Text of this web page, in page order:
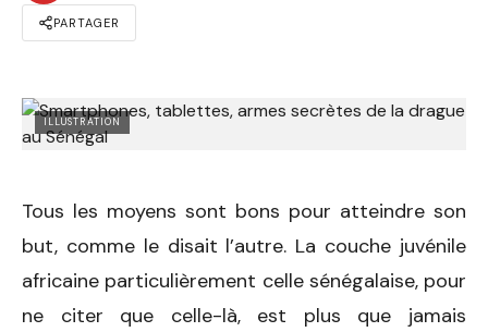
PARTAGER
ILLUSTRATION
Tous les moyens sont bons pour atteindre son
but, comme le disait l’autre. La couche juvénile
africaine particulièrement celle sénégalaise, pour
ne citer que celle-là, est plus que jamais